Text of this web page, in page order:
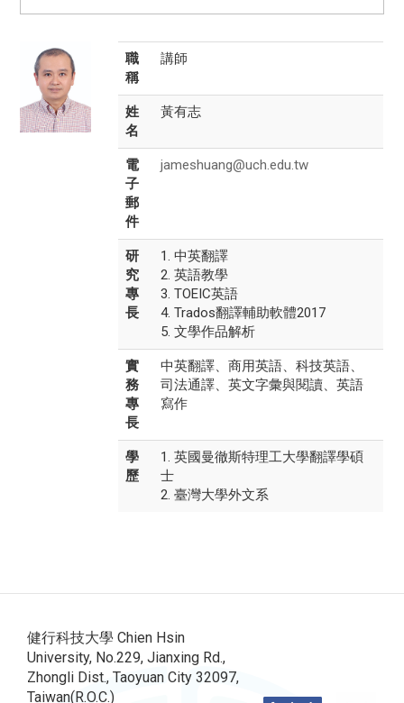
職
稱
講師
姓
名
黃有志
電
子
郵
件
jameshuang@uch.edu.tw
研
究
專
長
1. 中英翻譯
2. 英語教學
3. TOEIC英語
4. Trados翻譯輔助軟體2017
5. 文學作品解析
實
務
專
長
中英翻譯、商用英語、科技英語、
司法通譯、英文字彙與閱讀、英語
寫作
學
歷
1. 英國曼徹斯特理工大學翻譯學碩
士
2. 臺灣大學外文系
健行科技大學 Chien Hsin
University, No.229, Jianxing Rd.,
Zhongli Dist., Taoyuan City 32097,
Taiwan(R.O.C.)